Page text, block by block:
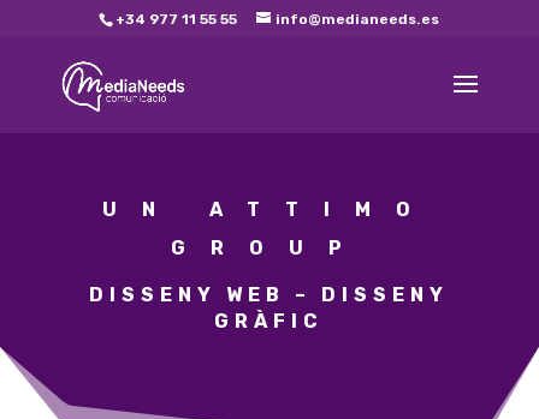
+34 977 11 55 55 info@medianeeds.es
UN ATTIMO
GROUP
DISSENY WEB – DISSENY
GRÀFIC